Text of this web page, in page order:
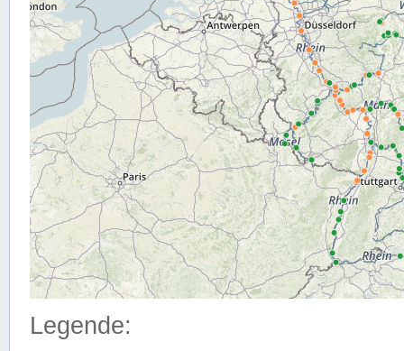
Legende: